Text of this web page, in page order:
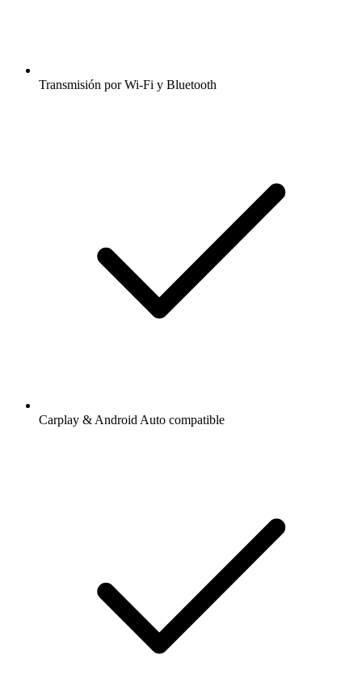
Transmisión por Wi-Fi y Bluetooth
Carplay & Android Auto compatible